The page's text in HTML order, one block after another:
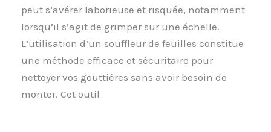
peut s’avérer laborieuse et risquée, notamment
lorsqu’il s’agit de grimper sur une échelle.
L’utilisation d’un souffleur de feuilles constitue
une méthode efficace et sécuritaire pour
nettoyer vos gouttières sans avoir besoin de
monter. Cet outil